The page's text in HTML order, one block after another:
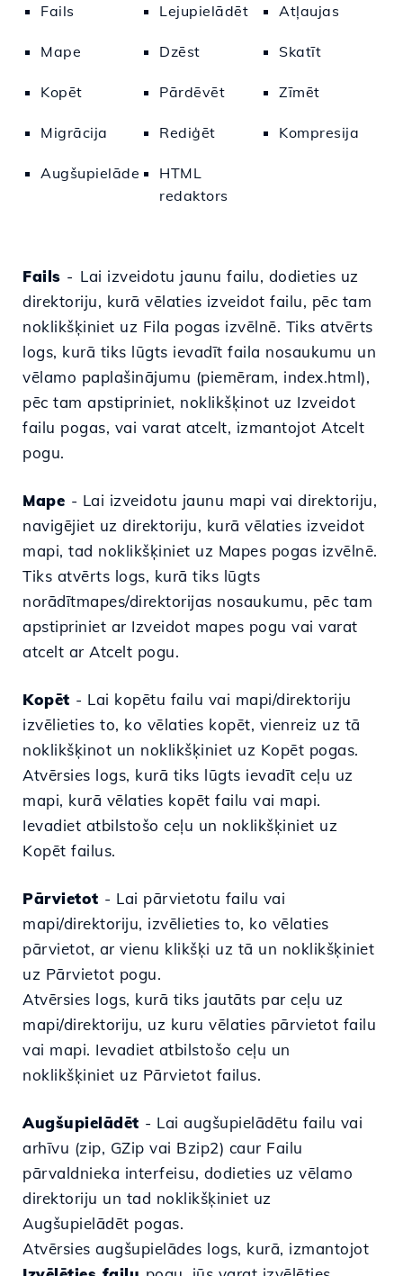
Fails
Mape
Kopēt
Migrācija
Augšupielāde
Lejupielādēt
Dzēst
Pārdēvēt
Rediģēt
HTML
redaktors
Atļaujas
Skatīt
Zīmēt
Kompresija
Fails - Lai izveidotu jaunu failu, dodieties uz
direktoriju, kurā vēlaties izveidot failu, pēc tam
noklikšķiniet uz Fila pogas izvēlnē. Tiks atvērts
logs, kurā tiks lūgts ievadīt faila nosaukumu un
vēlamo paplašinājumu (piemēram, index.html),
pēc tam apstipriniet, noklikšķinot uz Izveidot
failu pogas, vai varat atcelt, izmantojot Atcelt
pogu.
Mape - Lai izveidotu jaunu mapi vai direktoriju,
navigējiet uz direktoriju, kurā vēlaties izveidot
mapi, tad noklikšķiniet uz Mapes pogas izvēlnē.
Tiks atvērts logs, kurā tiks lūgts
norādītmapes/direktorijas nosaukumu, pēc tam
apstipriniet ar Izveidot mapes pogu vai varat
atcelt ar Atcelt pogu.
Kopēt - Lai kopētu failu vai mapi/direktoriju
izvēlieties to, ko vēlaties kopēt, vienreiz uz tā
noklikšķinot un noklikšķiniet uz Kopēt pogas.
Atvērsies logs, kurā tiks lūgts ievadīt ceļu uz
mapi, kurā vēlaties kopēt failu vai mapi.
Ievadiet atbilstošo ceļu un noklikšķiniet uz
Kopēt failus.
Pārvietot - Lai pārvietotu failu vai
mapi/direktoriju, izvēlieties to, ko vēlaties
pārvietot, ar vienu klikšķi uz tā un noklikšķiniet
uz Pārvietot pogu.
Atvērsies logs, kurā tiks jautāts par ceļu uz
mapi/direktoriju, uz kuru vēlaties pārvietot failu
vai mapi. Ievadiet atbilstošo ceļu un
noklikšķiniet uz Pārvietot failus.
Augšupielādēt - Lai augšupielādētu failu vai
arhīvu (zip, GZip vai Bzip2) caur Failu
pārvaldnieka interfeisu, dodieties uz vēlamo
direktoriju un tad noklikšķiniet uz
Augšupielādēt pogas.
Atvērsies augšupielādes logs, kurā, izmantojot